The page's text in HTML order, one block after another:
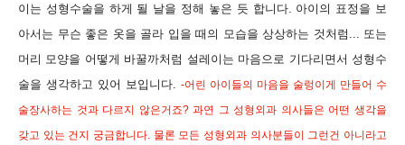
이는 성형수술을 하게 될 날을 정해 놓은 듯 합니다. 아이의 표정을 보
아서는 무슨 좋은 옷을 골라 입을 때의 모습을 상상하는 것처럼... 또는
머리 모양을 어떻게 바꿀까처럼 설레이는 마음으로 기다리면서 성형수
술을 생각하고 있어 보입니다. -어린 아이들의 마음을 술렁이게 만들어 수
술장사하는 것과 다르지 않은거죠? 과연 그 성형외과 의사들은 어떤 생각을
갖고 있는 건지 궁금합니다. 물론 모든 성형외과 의사분들이 그런건 아니라고